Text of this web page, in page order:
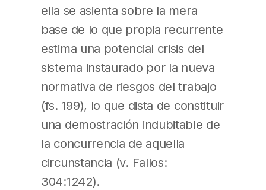
ella se asienta sobre la mera
base de lo que propia recurrente
estima una potencial crisis del
sistema instaurado por la nueva
normativa de riesgos del trabajo
(fs. 199), lo que dista de constituir
una demostración indubitable de
la concurrencia de aquella
circunstancia (v. Fallos:
304:1242).